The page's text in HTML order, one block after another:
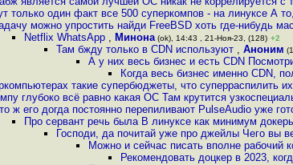
только один факт все 500 суперкомпов - на линуксе А
можно упростить найди FreeBSD хоть где-нибудь
Netflix WhatsApp , Минона (ok), 14:43 , 21-Ноя-23, (128) +2
Там бжду только в CDN используют , Аноним
А у них весь бизнес и есть CDN
Когда весь бизнес именно CDN,
такие супербюджеты, что суперраспилить
глубоко всё равно какая ОС Там крутится
ж его догда постоянно перепиливают PulseAudio уже
Про сервант речь была В линуксе как минимум
Господи, да почитай уже про джейлы Чего вы
Можно и сейчас писать вполне рабочий
Рекомендовать доцкер в 2023,